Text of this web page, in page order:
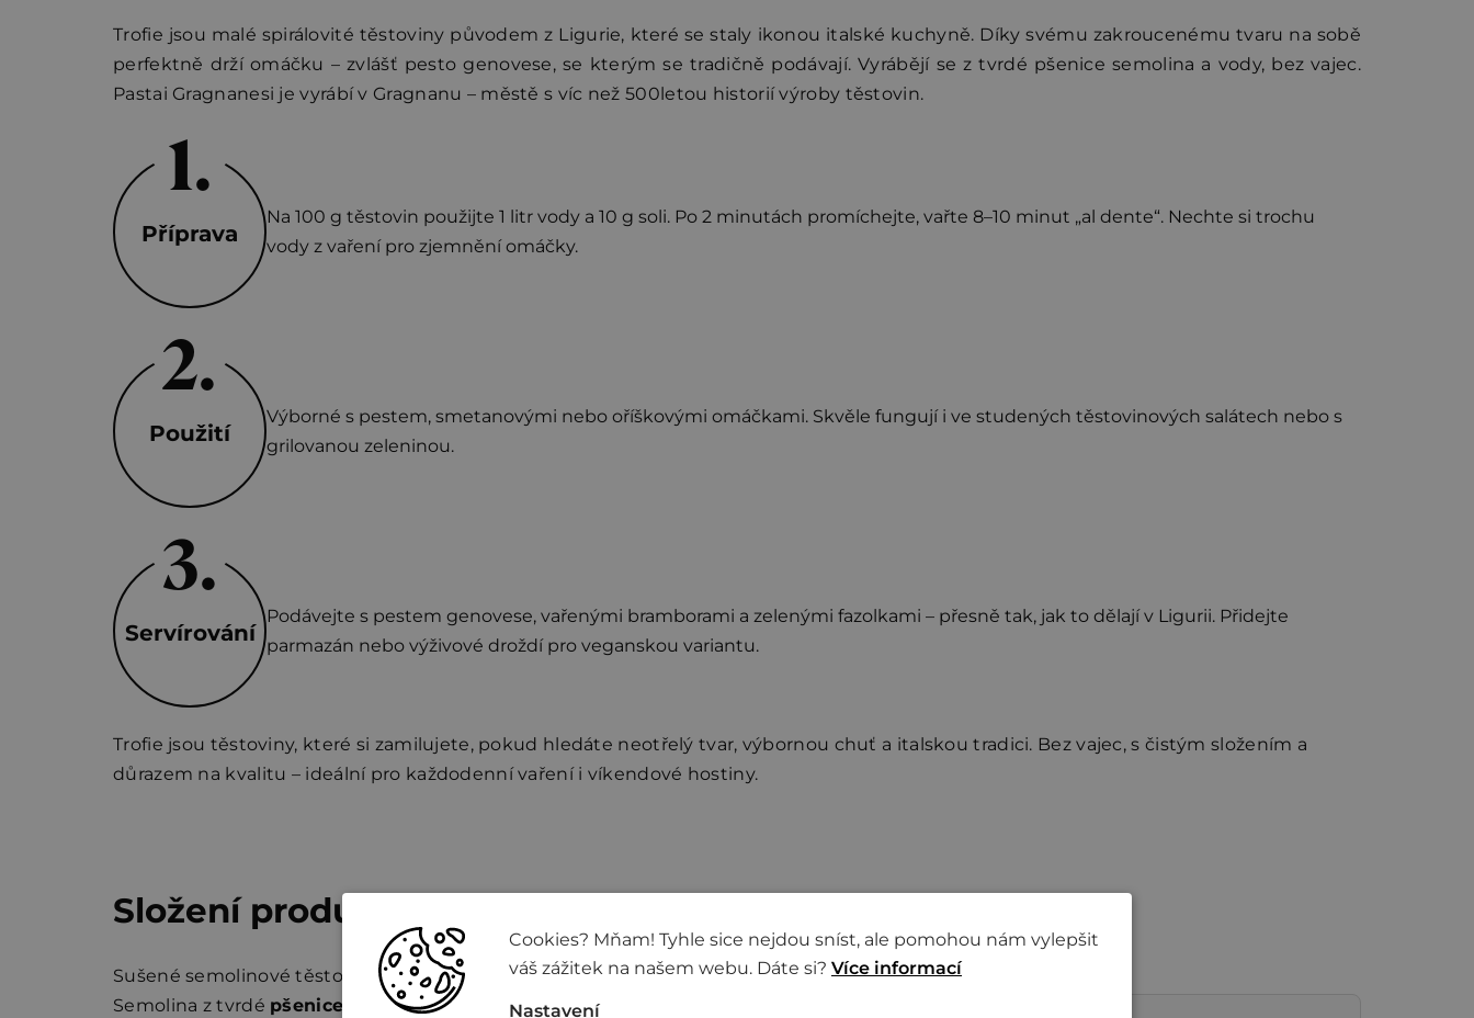
Trofie jsou malé spirálovité těstoviny původem z Ligurie, které se staly ikonou italské kuchyně. Díky svému zakroucenému tvaru na sobě
perfektně drží omáčku – zvlášť pesto genovese, se kterým se tradičně podávají. Vyrábějí se z tvrdé pšenice semolina a vody, bez vajec.
Pastai Gragnanesi je vyrábí v Gragnanu – městě s víc než 500letou historií výroby těstovin.
Příprava
Na 100 g těstovin použijte 1 litr vody a 10 g soli. Po 2 minutách promíchejte, vařte 8–10 minut „al dente“. Nechte si trochu
vody z vaření pro zjemnění omáčky.
Použití
Výborné s pestem, smetanovými nebo oříškovými omáčkami. Skvěle fungují i ve studených těstovinových salátech nebo s
grilovanou zeleninou.
Servírování
Podávejte s pestem genovese, vařenými bramborami a zelenými fazolkami – přesně tak, jak to dělají v Ligurii. Přidejte
parmazán nebo výživové droždí pro veganskou variantu.
Trofie jsou těstoviny, které si zamilujete, pokud hledáte neotřelý tvar, výbornou chuť a italskou tradici. Bez vajec, s čistým složením a
důrazem na kvalitu – ideální pro každodenní vaření i víkendové hostiny.
Složení produktu a parametry
Sušené semolinové těstoviny
Semolina z tvrdé pšenice , voda.
Cookies? Mňam! Tyhle sice nejdou sníst, ale pomohou nám vylepšit
váš zážitek na našem webu. Dáte si? Více informací
Nastavení